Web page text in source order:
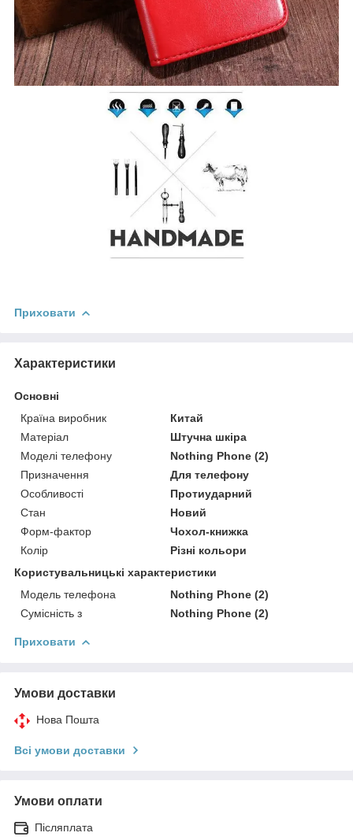
Приховати
Характеристики
Основні
Країна виробник
Китай
Матеріал
Штучна шкіра
Моделі телефону
Nothing Phone (2)
Призначення
Для телефону
Особливості
Протиударний
Стан
Новий
Форм-фактор
Чохол-книжка
Колір
Різні кольори
Користувальницькі характеристики
Модель телефона
Nothing Phone (2)
Сумісність з
Nothing Phone (2)
Приховати
Умови доставки
Нова Пошта
Всі умови доставки
Умови оплати
Післяплата